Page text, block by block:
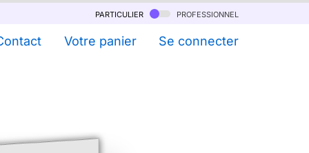
particulier professionnel
Votre panier Se connecter